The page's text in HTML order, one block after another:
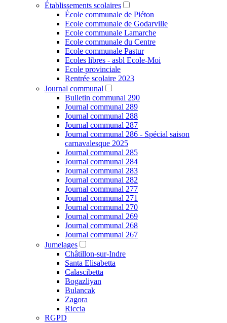
Établissements scolaires
École communale de Piéton
Ecole communale de Godarville
Ecole communale Lamarche
Ecole communale du Centre
Ecole communale Pastur
Ecoles libres - asbl Ecole-Moi
Ecole provinciale
Rentrée scolaire 2023
Journal communal
Bulletin communal 290
Journal communal 289
Journal communal 288
Journal communal 287
Journal communal 286 - Spécial saison
carnavalesque 2025
Journal communal 285
Journal communal 284
Journal communal 283
Journal communal 282
Journal communal 277
Journal communal 271
Journal communal 270
Journal communal 269
Journal communal 268
Journal communal 267
Jumelages
Châtillon-sur-Indre
Santa Elisabetta
Calascibetta
Bogazliyan
Bulancak
Zagora
Riccia
RGPD